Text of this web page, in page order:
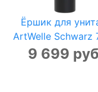
Ёршик для
ArtWelle Schwarz
9 699